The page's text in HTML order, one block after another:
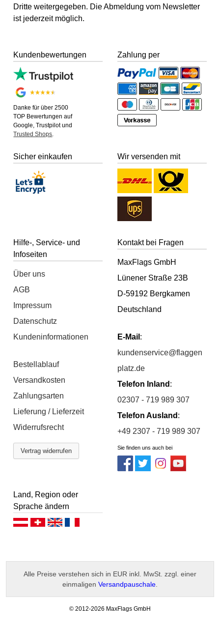
Dritte weitergegeben. Die Abmeldung vom Newsletter
ist jederzeit möglich.
Kundenbewertungen
Danke für über 2500
TOP Bewertungen auf
Google, Trustpilot und
Trusted Shops.
Zahlung per
Sicher einkaufen Wir versenden mit
Hilfe-, Service- und
Infoseiten
Über uns
AGB
Impressum
Datenschutz
Kundeninformationen
Bestellablauf
Versandkosten
Zahlungsarten
Lieferung / Lieferzeit
Widerrufsrecht
Vertrag widerrufen
Kontakt bei Fragen
MaxFlags GmbH
Lünener Straße 23B
D-59192 Bergkamen
Deutschland
E-Mail :
kundenservice@flaggen
platz.de
Telefon Inland :
02307 - 719 989 307
Telefon Ausland :
+49 2307 - 719 989 307
Sie finden uns auch bei
Land, Region oder
Sprache ändern
Deutsch (AT)Deutsch (CH)
Alle Preise verstehen sich in EUR inkl. MwSt. zzgl. einer
einmaligen Versandpauschale
© 2012-2026 MaxFlags GmbH